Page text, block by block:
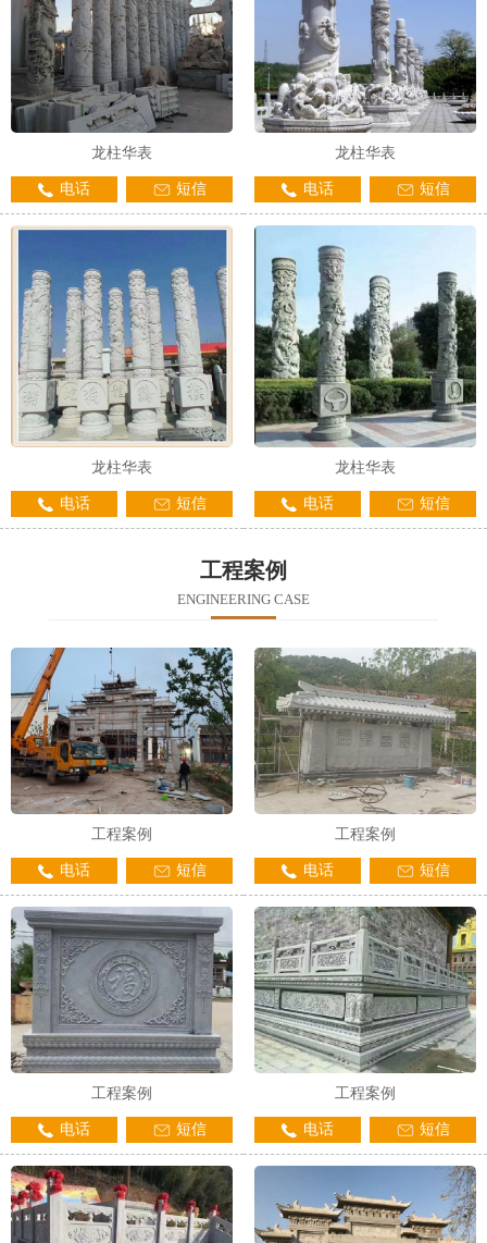
龙柱华表
电话 短信
龙柱华表
电话 短信
龙柱华表
电话 短信
龙柱华表
电话 短信
工程案例
ENGINEERING CASE
工程案例
电话 短信
工程案例
电话 短信
工程案例
电话 短信
工程案例
电话 短信